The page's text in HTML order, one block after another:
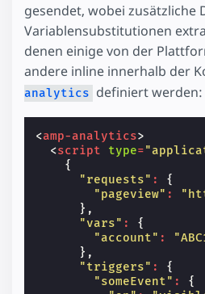
gesendet, wobei zusätzliche
Variablensubstitutionen
denen einige von der
andere inline innerhalb der
analytics definiert werden:
<amp-analytics>
<script type=
{
"requests" :
{
"pageview" :
},
"vars" :
{
"account" :
},
"triggers" :
{
"someEvent" :
{